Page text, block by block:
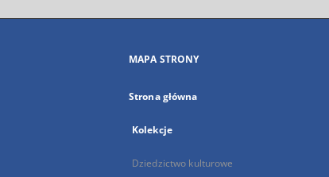
MAPA STRONY
Strona główna
Kolekcje
Dziedzictwo kulturowe